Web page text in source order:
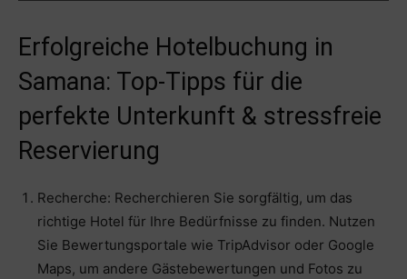
Erfolgreiche Hotelbuchung in
Samana: Top-Tipps für die
perfekte Unterkunft & stressfreie
Reservierung
Recherche: Recherchieren Sie sorgfältig, um das
richtige Hotel für Ihre Bedürfnisse zu finden. Nutzen
Sie Bewertungsportale wie TripAdvisor oder Google
Maps, um andere Gästebewertungen und Fotos zu